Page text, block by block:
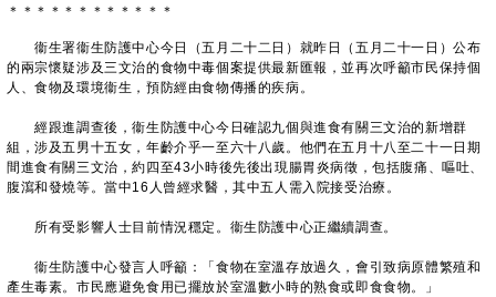
＊ ＊ ＊ ＊ ＊ ＊ ＊ ＊ ＊ ＊ ＊ ＊
衞生署衞生防護中心今日（五月二十二日）就昨日（五月二十一日）公布
的兩宗懷疑涉及三文治的食物中毒個案提供最新匯報，並再次呼籲市民保持個
人、食物及環境衞生，預防經由食物傳播的疾病。
經跟進調查後，衞生防護中心今日確認九個與進食有關三文治的新增群
組，涉及五男十五女，年齡介乎一至六十八歲。他們在五月十八至二十一日期
間進食有關三文治，約四至43小時後先後出現腸胃炎病徵，包括腹痛、嘔吐、
腹瀉和發燒等。當中16人曾經求醫，其中五人需入院接受治療。
所有受影響人士目前情況穩定。衞生防護中心正繼續調查。
衞生防護中心發言人呼籲：「食物在室溫存放過久，會引致病原體繁殖和
產生毒素。市民應避免食用已擺放於室溫數小時的熟食或即食食物。」